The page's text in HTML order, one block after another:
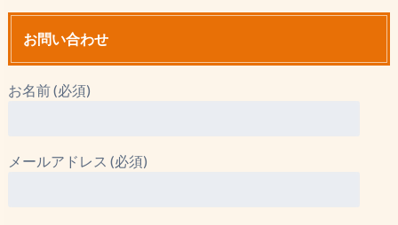
お問い合わせ
お名前 (必須)
メールアドレス (必須)